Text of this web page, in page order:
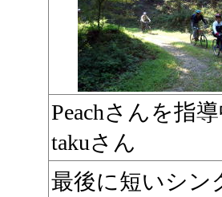
Peachさんを指
takuさん
最後に短いシン